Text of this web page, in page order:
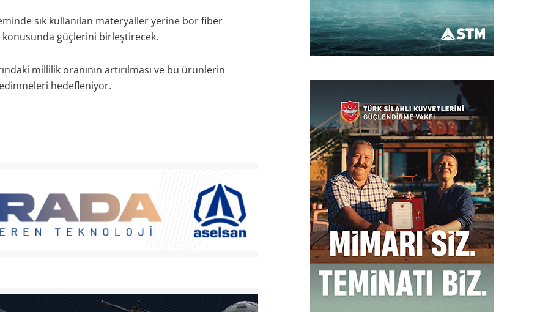
sık kullanılan materyaller yerine bor fiber
konusunda güçlerini birleştirecek.
millilik oranının artırılması ve bu ürünlerin
hedefleniyor.